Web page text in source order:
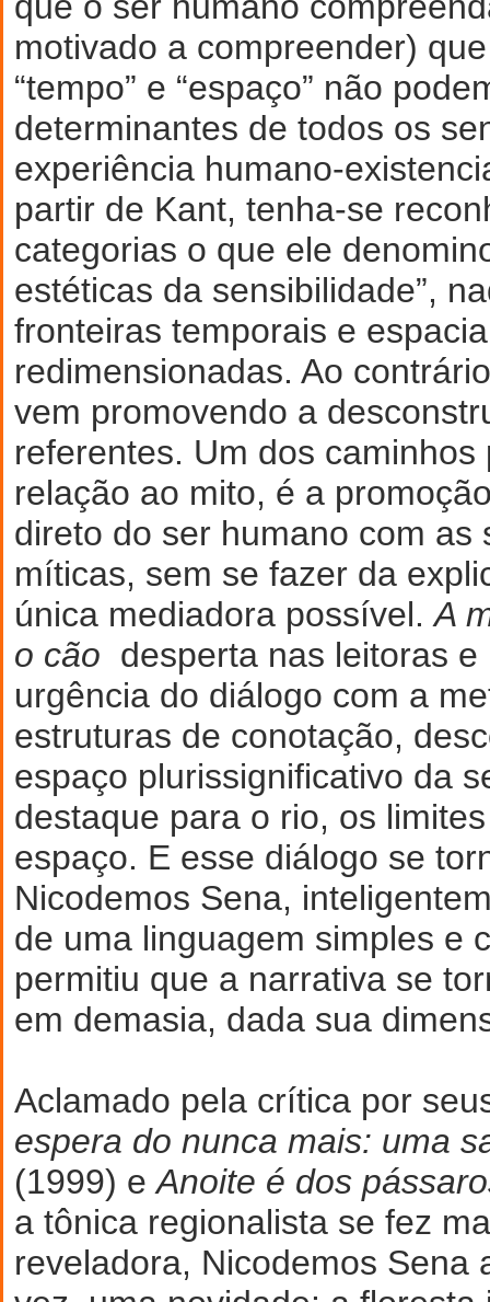
motivado a compreender)
“tempo” e “espaço” não
determinantes de todos os
experiência humano-
partir de Kant, tenha-se
categorias o que ele
estéticas da sensibilidade”,
fronteiras temporais e
redimensionadas. Ao
vem promovendo a
referentes. Um dos caminhos
relação ao mito, é a
direto do ser humano com as
míticas, sem se fazer da
única mediadora possível.A
o cão desperta nas leitoras
urgência do diálogo com a
estruturas de conotação,
espaço plurissignificativo da
destaque para o rio, os
espaço. E esse diálogo se
Nicodemos Sena,
de uma linguagem simples e
permitiu que a narrativa se
em demasia, dada sua
Aclamado pela crítica por
espera do nunca mais: uma
(1999) eAnoite é dos
a tônica regionalista se fez
reveladora, Nicodemos Sena